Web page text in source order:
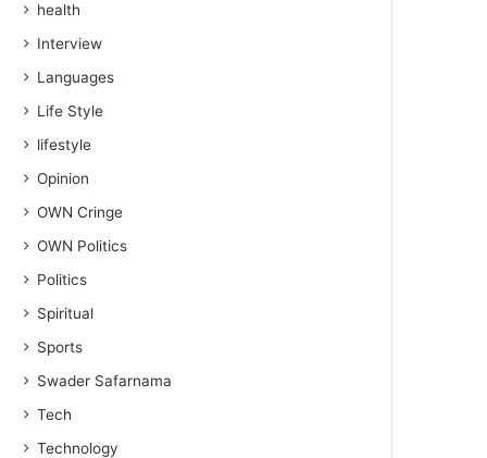
health
Interview
Languages
Life Style
lifestyle
Opinion
OWN Cringe
OWN Politics
Politics
Spiritual
Sports
Swader Safarnama
Tech
Technology